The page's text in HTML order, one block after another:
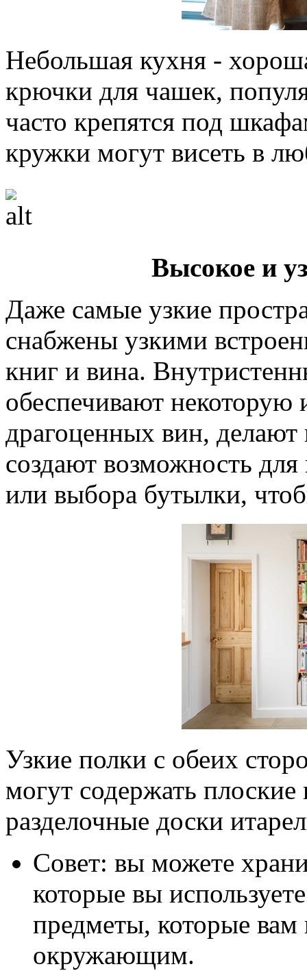
Небольшая кухня -
крючки для чашек,
часто крепятся под
кружки могут висеть в
Высокое и
Даже самые узкие
снабжены узкими
книг и вина.
обеспечивают
драгоценных вин,
создают возможность
или выбора бутылки,
Узкие полки с обеих
могут содержать
разделочные доски
Совет: вы можете
которые вы
предметы, которые вам
окружающим.